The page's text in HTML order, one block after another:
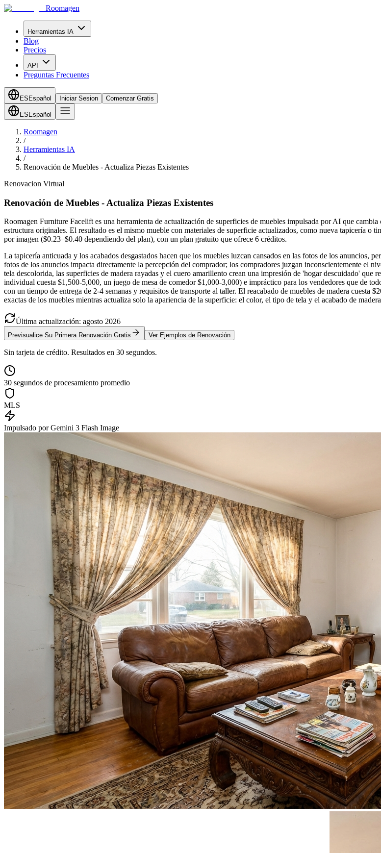
Roomagen
Herramientas IA
Blog
Precios
API
Preguntas Frecuentes
ES Español Iniciar Sesion Comenzar Gratis
ES Español
Roomagen
/
Herramientas IA
/
Renovación de Muebles - Actualiza Piezas Existentes
Renovacion Virtual
Renovación de Muebles - Actualiza Piezas Existentes
Roomagen Furniture Facelift es una herramienta de actualización de superficies de muebles impulsada por AI que
estructura originales. El resultado es el mismo mueble con materiales de superficie actualizados, como nueva tapicería o
por imagen ($0.23–$0.40 dependiendo del plan), con un plan gratuito que ofrece 6 créditos.
La tapicería anticuada y los acabados desgastados hacen que los muebles luzcan cansados en las fotos de los anuncios,
fotos de los anuncios impacta directamente la percepción del comprador; los compradores juzgan inconscientemente el
tela descolorida, las superficies de madera rayadas y el cuero amarillento crean una impresión de 'hogar descuidado' que
individual cuesta $1,500-5,000, un juego de mesa de comedor $1,000-3,000) e impráctico para los vendedores que de
con un tiempo de entrega de 2-4 semanas y requisitos de transporte al taller. El reacabado de muebles de madera
exactas de los muebles mientras actualiza solo la apariencia de la superficie: el color, el tipo de tela y el acabado de
Última actualización: agosto 2026
Previsualice Su Primera Renovación Gratis Ver Ejemplos de Renovación
Sin tarjeta de crédito. Resultados en 30 segundos.
30 segundos de procesamiento promedio
MLS
Impulsado por Gemini 3 Flash Image